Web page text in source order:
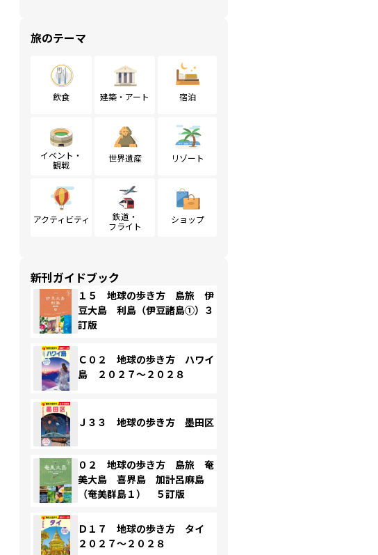
旅のテーマ
飲食 建築・アート 宿泊
イベント・
観戦
世界遺産 リゾート
アクティビティ
鉄道・
フライト
ショップ
新刊ガイドブック
１５ 地球の歩き方 島旅 伊
豆大島 利島（伊豆諸島①）３
訂版
Ｃ０２ 地球の歩き方 ハワイ
島 ２０２７～２０２８
Ｊ３３ 地球の歩き方 墨田区
０２ 地球の歩き方 島旅 奄
美大島 喜界島 加計呂麻島
（奄美群島１） ５訂版
Ｄ１７ 地球の歩き方 タイ
２０２７～２０２８